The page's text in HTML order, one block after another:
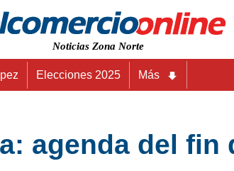
Noticias Zona Norte
Elecciones 2025 Más
agenda del fin